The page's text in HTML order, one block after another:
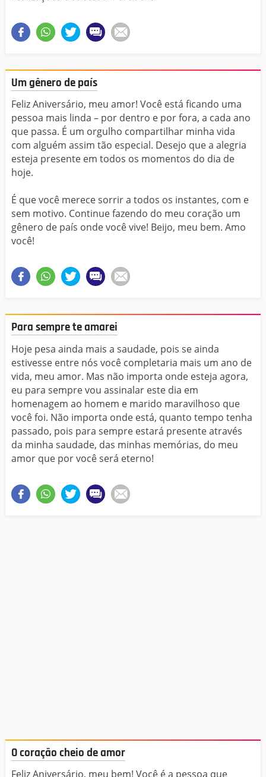
Um gênero de país
Feliz Aniversário, meu amor! Você está ficando uma
pessoa mais linda – por dentro e por fora, a cada ano
que passa. É um orgulho compartilhar minha vida
com alguém assim tão especial. Desejo que a alegria
esteja presente em todos os momentos do dia de
hoje.
É que você merece sorrir a todos os instantes, com e
sem motivo. Continue fazendo do meu coração um
gênero de país onde você vive! Beijo, meu bem. Amo
você!
Para sempre te amarei
Hoje pesa ainda mais a saudade, pois se ainda
estivesse entre nós você completaria mais um ano de
vida, meu amor. Mas não importa onde esteja agora,
eu para sempre vou assinalar este dia em
homenagem ao homem e marido maravilhoso que
você foi. Não importa onde está, quanto tempo tenha
passado, pois para sempre estará presente através
da minha saudade, das minhas memórias, do meu
amor que por você será eterno!
O coração cheio de amor
Feliz Aniversário, meu bem! Você é a pessoa que